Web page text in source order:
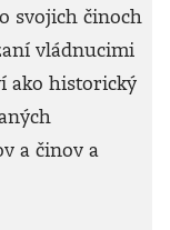
svojich činoch
vládnucimi
ako historický
a činov a